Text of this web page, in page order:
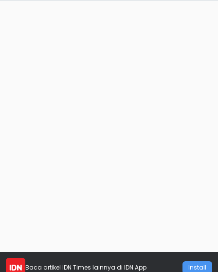
Baca artikel IDN Times lainnya di IDN App Install